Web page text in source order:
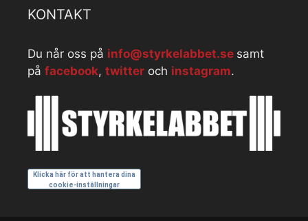
KONTAKT
Du når oss på info@styrkelabbet.se samt
på facebook, twitter och instagram.
Klicka här för att hantera dina
cookie-inställningar